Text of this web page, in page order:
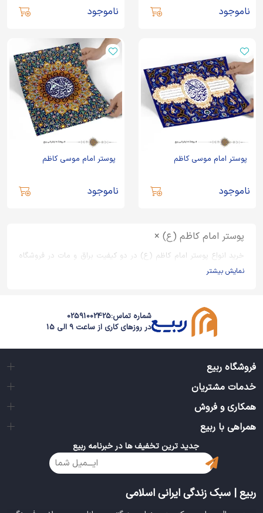
ناموجود ناموجود
پوستر امام موسی کاظم
ناموجود
پوستر امام موسی کاظم
ناموجود
پوستر امام کاظم (ع) ×
خرید انواع پوستر امام کاظم (ع) در دو کیفیت براق و مات در فروشگاه
اینترنتی ربیع فرهنگی.
نمایش بیشتر
شماره تماس:02591002425
در روزهای کاری از ساعت 9 الی 15
فروشگاه ربیع
خدمات مشتریان
همکاری و فروش
همراهی با ربیع
جدید ترین تخفیف ها در خبرنامه ربیع
ربیع | سبک زندگی ایرانی اسلامی